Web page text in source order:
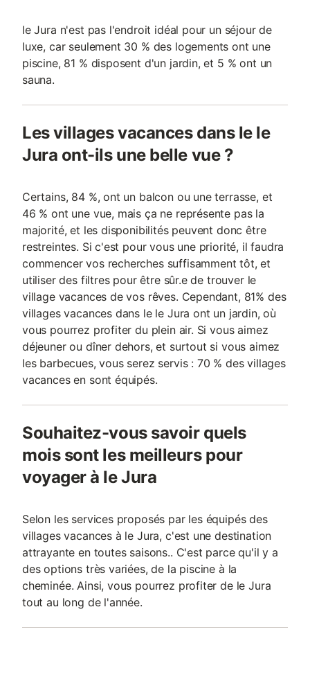
le Jura n'est pas l'endroit idéal pour un séjour de
luxe, car seulement 30 % des logements ont une
piscine, 81 % disposent d'un jardin, et 5 % ont un
sauna.
Les villages vacances dans le le
Jura ont-ils une belle vue ?
Certains, 84 %, ont un balcon ou une terrasse, et
46 % ont une vue, mais ça ne représente pas la
majorité, et les disponibilités peuvent donc être
restreintes. Si c'est pour vous une priorité, il faudra
commencer vos recherches suffisamment tôt, et
utiliser des filtres pour être sûr.e de trouver le
village vacances de vos rêves. Cependant, 81% des
villages vacances dans le le Jura ont un jardin, où
vous pourrez profiter du plein air. Si vous aimez
déjeuner ou dîner dehors, et surtout si vous aimez
les barbecues, vous serez servis : 70 % des villages
vacances en sont équipés.
Souhaitez-vous savoir quels
mois sont les meilleurs pour
voyager à le Jura
Selon les services proposés par les équipés des
villages vacances à le Jura, c'est une destination
attrayante en toutes saisons.. C'est parce qu'il y a
des options très variées, de la piscine à la
cheminée. Ainsi, vous pourrez profiter de le Jura
tout au long de l'année.